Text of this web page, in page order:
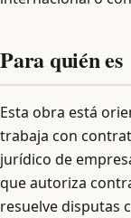
Para quién es
Esta obra está
trabaja con
jurídico de
que autoriza
resuelve disputas